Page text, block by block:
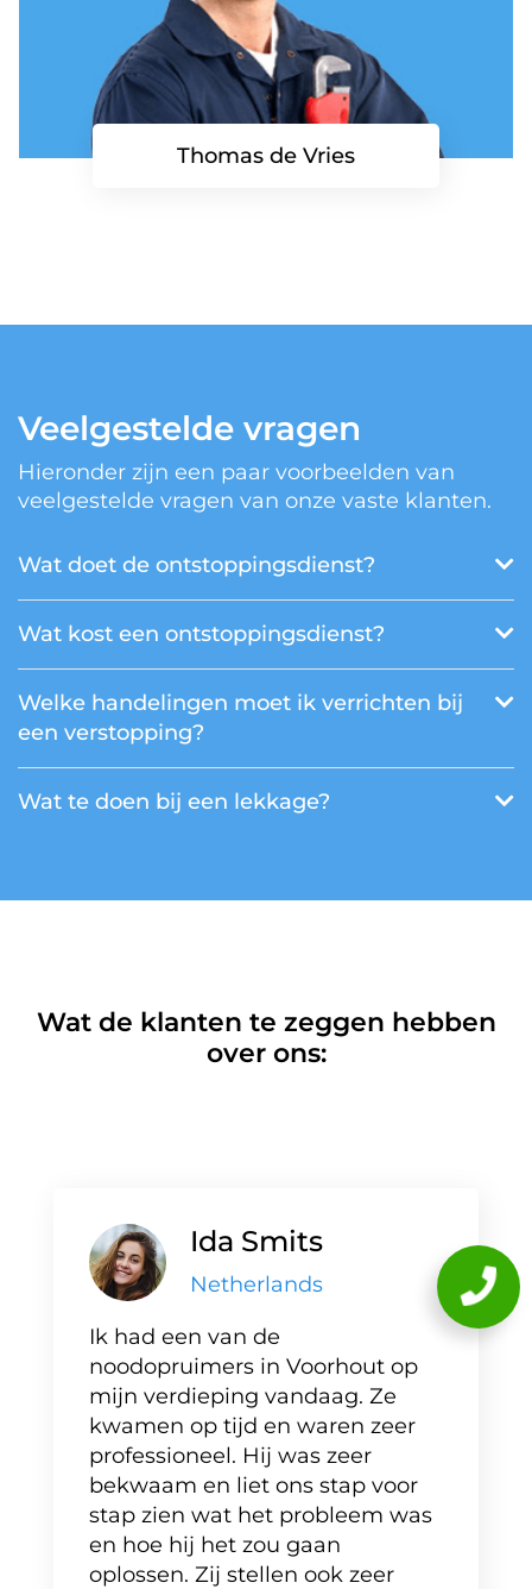
Thomas de Vries
Veelgestelde vragen
Hieronder zijn een paar voorbeelden van
veelgestelde vragen van onze vaste klanten.
Wat doet de ontstoppingsdienst?
Wat kost een ontstoppingsdienst?
Welke handelingen moet ik verrichten bij
een verstopping?
Wat te doen bij een lekkage?
Wat de klanten te zeggen hebben
over ons:
Ida Smits
Netherlands
Ik had een van de
noodopruimers in Voorhout op
mijn verdieping vandaag. Ze
kwamen op tijd en waren zeer
professioneel. Hij was zeer
bekwaam en liet ons stap voor
stap zien wat het probleem was
en hoe hij het zou gaan
oplossen. Zij stellen ook zeer